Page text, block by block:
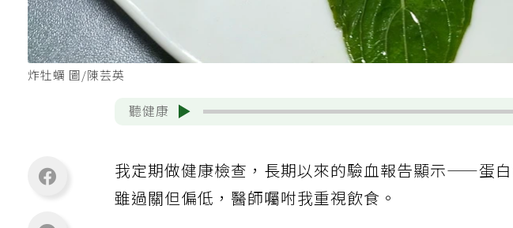
炸牡蠣 圖/陳芸英
聽健康
我定期做健康檢查，長期以來的驗血報告顯示——蛋
雖過關但偏低，醫師囑咐我重視飲食。